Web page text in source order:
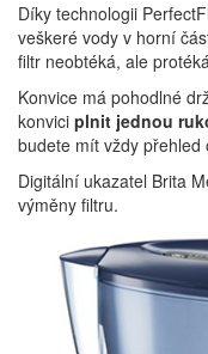
Díky technologii
veškeré vody v horní
filtr neobtéká, ale
Konvice má pohodlné
konvici plnit jednou
budete mít vždy přehled
Digitální ukazatel Brita
výměny filtru.